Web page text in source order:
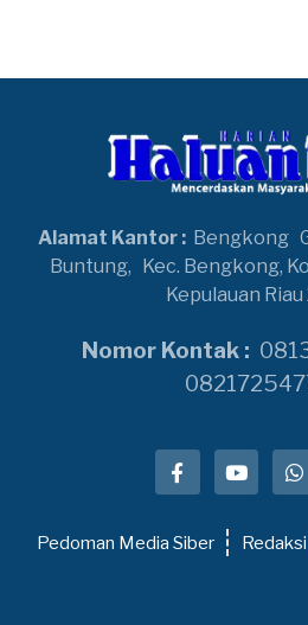
Alamat Kantor : Bengkong
Buntung,
Kec. Bengkong,
Kepulauan
Nomor Kontak :
Pedoman Media Siber Redaksi